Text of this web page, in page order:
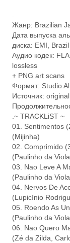
Жанр: Brazilian
Дата выпуска
диска: EMI, Brazil
Аудио кодек:
lossless
+ PNG art scans
Формат: Studio
Источник:
.~ TRACKLiST ~
01. Sentimentos
(Mijinha)
02. Comprimido
(Paulinho da
03. Nao Leve A
(Paulinho da
04. Nervos De
(Lupicínio
05. Roendo As
(Paulinho da
06. Nao Quero
(Zé da Zilda,